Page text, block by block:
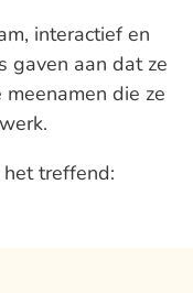
interactief en
gaven aan dat ze
die ze
treffend: